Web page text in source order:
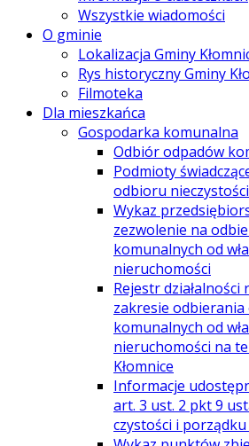
Wszystkie wiadomości
O gminie
Lokalizacja Gminy
Rys historyczny Gminy
Filmoteka
Dla mieszkańca
Gospodarka komunalna
Odbiór odpadów
Podmioty
odbioru nieczystości
Wykaz
zezwolenie na
komunalnych od
nieruchomości
Rejestr
zakresie odbierania
komunalnych od
nieruchomości na
Kłomnice
Informacje
art. 3 ust. 2 pkt 9
czystości i